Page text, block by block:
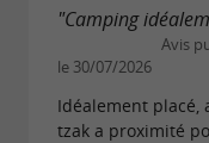
"Camping
Avis
le 30/07/2026
Idéalement placé,
tzak a proximité